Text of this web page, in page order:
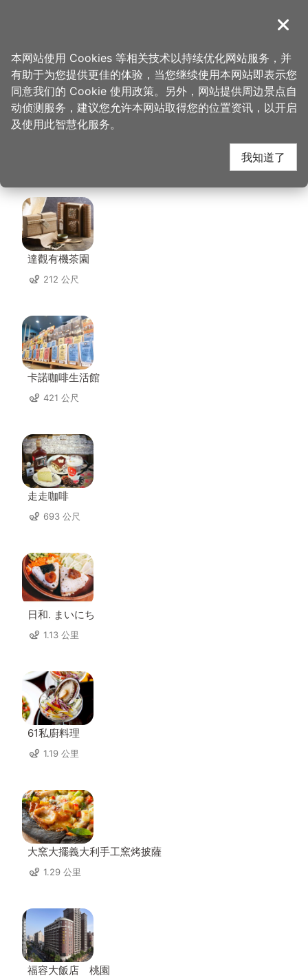
導覽
首页 > 想去的地方 > 美食、购物 > 大麻锅物大有店
大麻锅物大有店 周边店
家
達觀有機茶園
212 公尺
卡諾咖啡生活館
421 公尺
走走咖啡
693 公尺
日和. まいにち
1.13 公里
61私廚料理
1.19 公里
大窯大擺義大利手工窯烤披薩
1.29 公里
福容大飯店 桃園
关闭
本网站使用 Cookies 等相关技术以持续优化网站服务，并
有助于为您提供更佳的体验，当您继续使用本网站即表示您
同意我们的 Cookie 使用政策。另外，网站提供周边景点自
动侦测服务，建议您允许本网站取得您的位置资讯，以开启
及使用此智慧化服务。
我知道了